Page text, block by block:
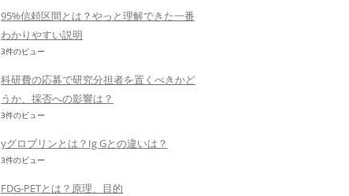
95%信頼区間とは？やっと理解できた一番
わかりやすい説明
3件のビュー
科研費の応募で研究分担者を置くべきかど
うか、採否への影響は？
3件のビュー
γグロブリンとは？Ig Gとの違いは？
3件のビュー
FDG-PETとは？原理、目的